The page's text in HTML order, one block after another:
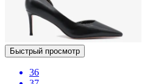
Быстрый просмотр
36